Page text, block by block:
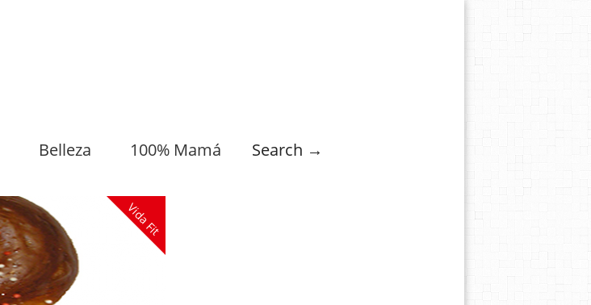
Belleza 100% Mamá Search →
Vida Fit